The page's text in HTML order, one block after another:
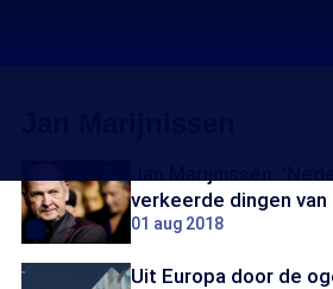
verkeerde dingen van
01 aug 2018
Uit Europa door de